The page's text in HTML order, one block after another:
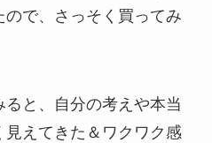
ので、さっそく買ってみ
と、自分の考えや本当
えてきた＆ワクワク感